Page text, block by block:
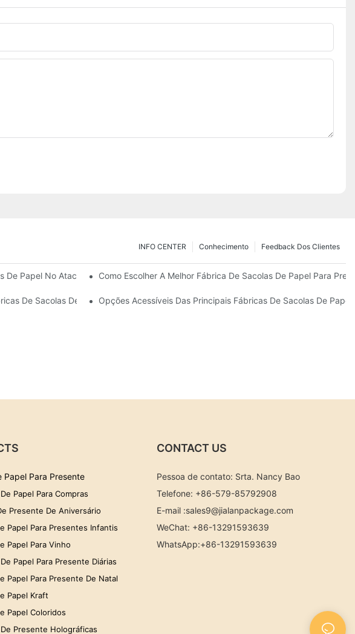
Feedback Dos Clientes
Conhecimento
INFO CENTER
De Papel No Atacado Certos Para Suas Necessidades.
Como Escolher A Melhor Fábrica De Sacolas De Papel Para
De Sacolas De Papel Para Presentes.Opções Acessíveis Das Principais Fábricas De Sacolas De
Papel Para Presente
Papel Para Compras
Presente De Aniversário
Papel Para Presentes Infantis
Papel Para Vinho
Papel Para Presente Diárias
Papel Para Presente De Natal
Papel Kraft
Papel Coloridos
Presente Holográficas
CONTACT US
Pessoa de contato: Srta. Nancy Bao
Telefone: +86-579-85792908
E-mail :sales9@jialanpackage.com
WeChat: +86-13291593639
WhatsApp:+86-13291593639